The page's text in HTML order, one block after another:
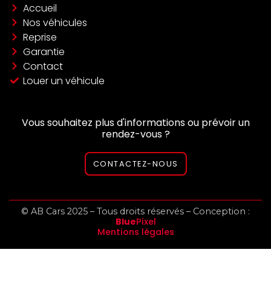
Accueil
Nos véhicules
Reprise
Garantie
Contact
Louer un véhicule
Vous souhaitez plus d'informations ou prévoir un
rendez-vous ?
CONTACTEZ-NOUS
© AB Cars 2025 – Tous droits réservés – Conception :
BluePixel
Mentions légales